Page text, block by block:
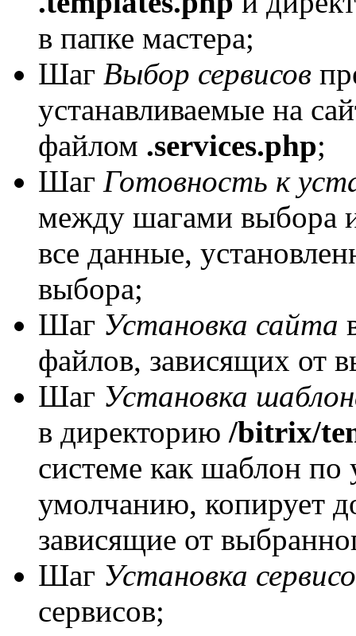
в папке мастера;
Шаг Выбор сервисов
устанавливаемые на
файлом .services.php;
Шаг Готовность к
между шагами выбора
все данные,
выбора;
Шаг Установка сайта
файлов, зависящих от
Шаг Установка
в директорию /bitrix/
системе как шаблон
умолчанию, копирует
зависящие от
Шаг Установка
сервисов;